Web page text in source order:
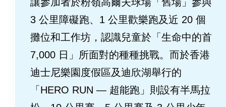
3 公里障礙跑、1 公里歡樂跑及近 20 個
攤位和工作坊，認識兒童於「生命中的首
7,000 日」所面對的種種挑戰。而於香港
迪士尼樂園度假區及迪欣湖舉行的
「HERO RUN — 超能跑」則設有半馬拉